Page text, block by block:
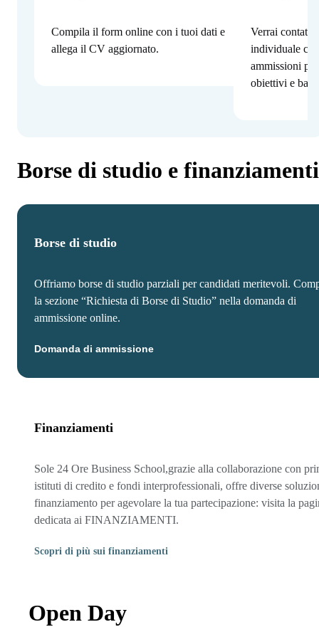
Compila il form online con i tuoi dati e
allega il CV aggiornato.
Verrai
individuale
ammissioni
obiettivi e
Borse di studio e finanziamenti
Borse di studio
Offriamo borse di studio parziali per candidati meritevoli.
la sezione “Richiesta di Borse di Studio” nella domanda di
ammissione online.
Domanda di ammissione
Finanziamenti
Sole 24 Ore Business School,grazie alla collaborazione con
istituti di credito e fondi interprofessionali, offre diverse
finanziamento per agevolare la tua partecipazione: visita la
dedicata ai FINANZIAMENTI.
Scopri di più sui finanziamenti
Open Day